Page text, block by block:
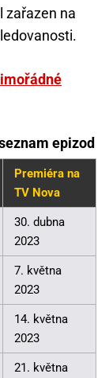
zařazen na
epizod
Premiéra na
TV Nova
30. dubna
2023
7. května
2023
14. května
2023
21. května